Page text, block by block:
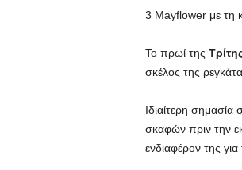
3 Μayflower με τη
Το πρωί της
σκέλος της
Ιδιαίτερη σημασία
σκαφών πριν την
ενδιαφέρον της